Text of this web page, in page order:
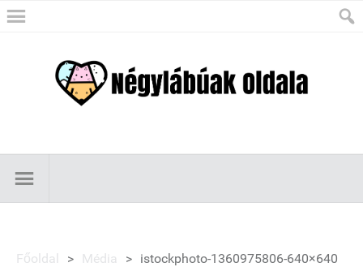
Főoldal > Média > istockphoto-1360975806-640×640